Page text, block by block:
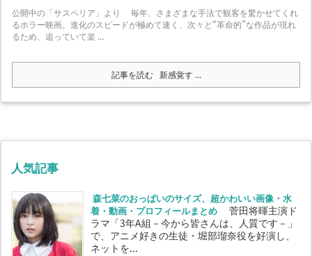
公開中の「サスペリア」より 毎年、さまざまな手法で観客を驚かせてくれ
るホラー映画。進化のスピードが極めて速く、次々と“革命的”な作品が現れ
るため、追っていて楽 ...
記事を読む 新感覚す ...
人気記事
森七菜のおっぱいのサイズ、超かわいい画像・水
着・動画・プロフィールまとめ
菅田将暉主演ド
ラマ「3年A組－今から皆さんは、人質です－」
で、アニメ好きの生徒・堀部瑠奈役を好演し、
ネットを...